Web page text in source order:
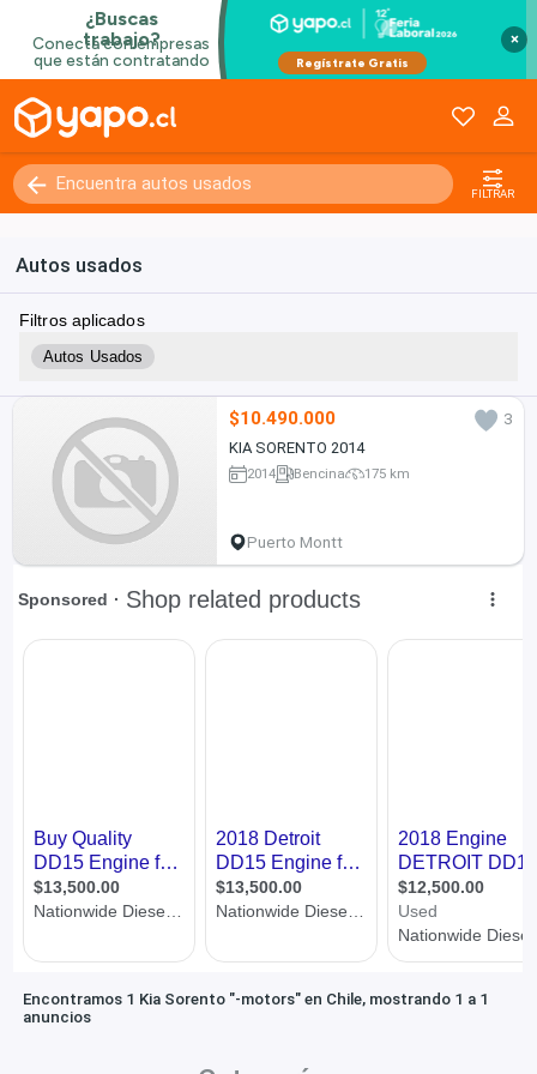
×
FILTRAR
Autos usados
Filtros aplicados
Autos Usados
$10.490.000
3
KIA SORENTO 2014
2014 Bencina 175 km
Puerto Montt
Encontramos 1 Kia Sorento "-motors" en Chile, mostrando 1 a 1
anuncios